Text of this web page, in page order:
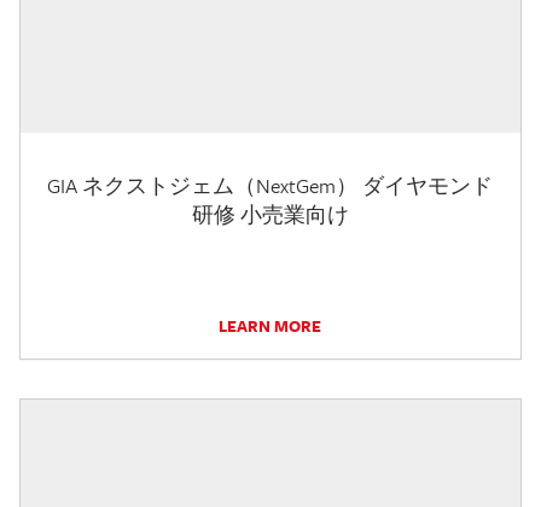
GIA ネクストジェム（NextGem） ダイヤモンド
研修 小売業向け
LEARN MORE